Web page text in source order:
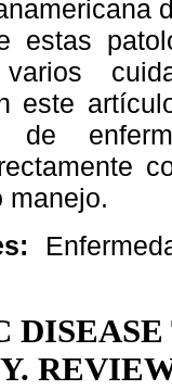
estas
este
de
manejo.